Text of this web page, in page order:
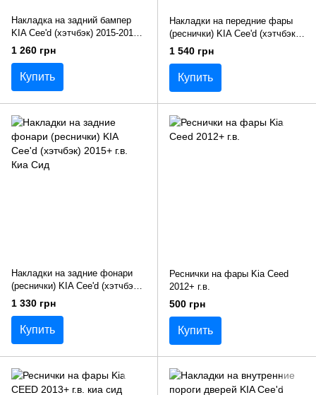
Накладка на задний бампер
KIA Cee'd (хэтчбэк) 2015-2018
г.в. Киа Сид
1 260 грн
Купить
Накладки на передние фары
(реснички) KIA Cee'd (хэтчбэк)
2015+ г.в. Киа Сид
1 540 грн
Купить
Накладки на задние фонари
(реснички) KIA Cee'd (хэтчбэк)
2015+ г.в. Киа Сид
1 330 грн
Купить
Реснички на фары Kia Ceed
2012+ г.в.
500 грн
Купить